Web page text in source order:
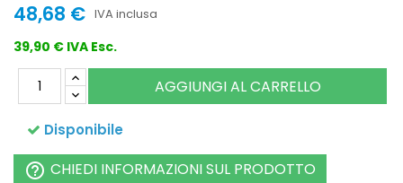
48,68 € IVA inclusa
39,90 € IVA Esc.
AGGIUNGI AL CARRELLO
Disponibile
help_outline CHIEDI INFORMAZIONI SUL PRODOTTO